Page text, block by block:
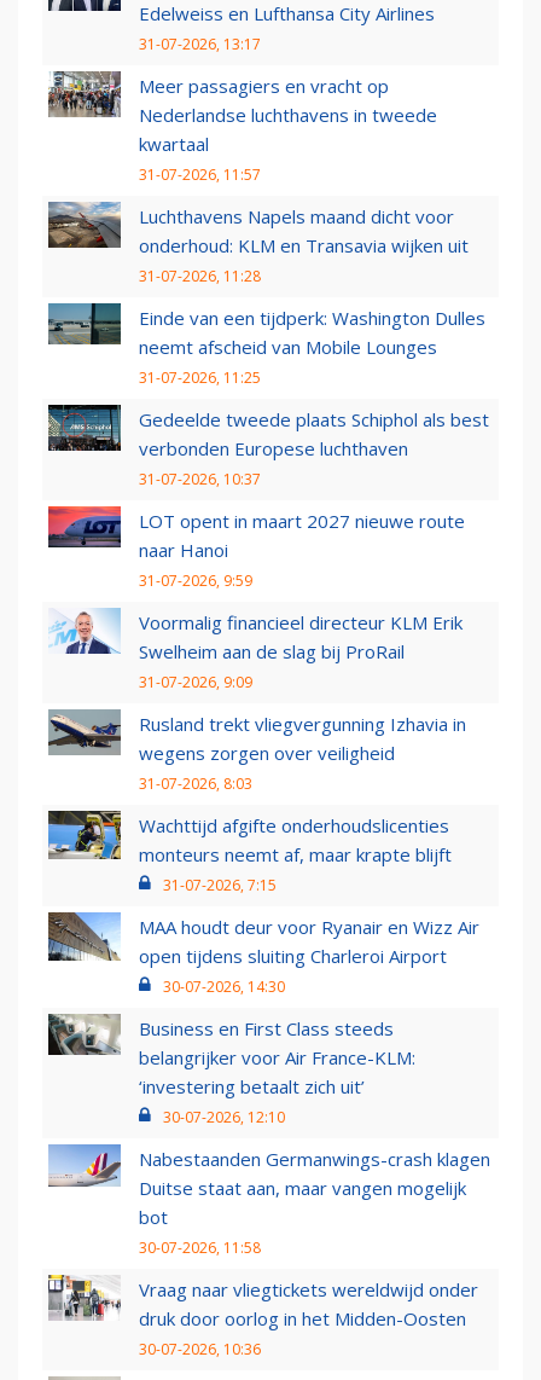
Edelweiss en Lufthansa City Airlines
31-07-2026, 13:17
Meer passagiers en vracht op
Nederlandse luchthavens in tweede
kwartaal
31-07-2026, 11:57
Luchthavens Napels maand dicht voor
onderhoud: KLM en Transavia wijken uit
31-07-2026, 11:28
Einde van een tijdperk: Washington Dulles
neemt afscheid van Mobile Lounges
31-07-2026, 11:25
Gedeelde tweede plaats Schiphol als best
verbonden Europese luchthaven
31-07-2026, 10:37
LOT opent in maart 2027 nieuwe route
naar Hanoi
31-07-2026, 9:59
Voormalig financieel directeur KLM Erik
Swelheim aan de slag bij ProRail
31-07-2026, 9:09
Rusland trekt vliegvergunning Izhavia in
wegens zorgen over veiligheid
31-07-2026, 8:03
Wachttijd afgifte onderhoudslicenties
monteurs neemt af, maar krapte blijft
31-07-2026, 7:15
MAA houdt deur voor Ryanair en Wizz Air
open tijdens sluiting Charleroi Airport
30-07-2026, 14:30
Business en First Class steeds
belangrijker voor Air France-KLM:
‘investering betaalt zich uit’
30-07-2026, 12:10
Nabestaanden Germanwings-crash klagen
Duitse staat aan, maar vangen mogelijk
bot
30-07-2026, 11:58
Vraag naar vliegtickets wereldwijd onder
druk door oorlog in het Midden-Oosten
30-07-2026, 10:36